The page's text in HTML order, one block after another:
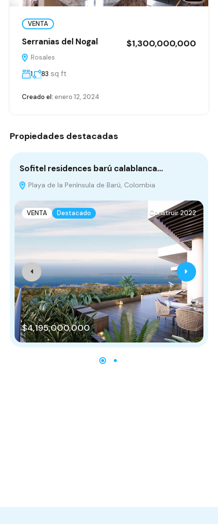
VENTA
Serranias del Nogal
Rosales
$1,300,000,000
1 83 sq ft
Creado el: enero 12, 2024
Propiedades destacadas
Sofitel residences barú calablanca…
Playa de la Península de Barú, Colombia
VENTA Destacado Construir 2022
$4,195,000,000